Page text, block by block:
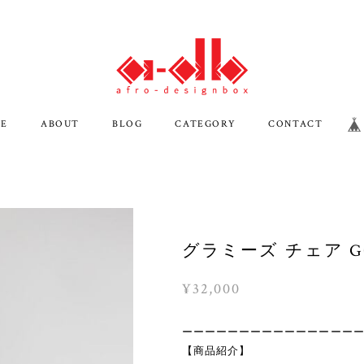
ABOUT BLOG CATEGORY CONTACT
グラミーズ チェア
¥32,000
ーーーーーーーーーーーーーーー
【商品紹介】